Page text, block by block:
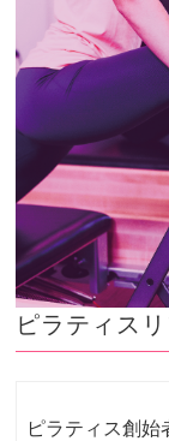
ピラティス
ピラティス創